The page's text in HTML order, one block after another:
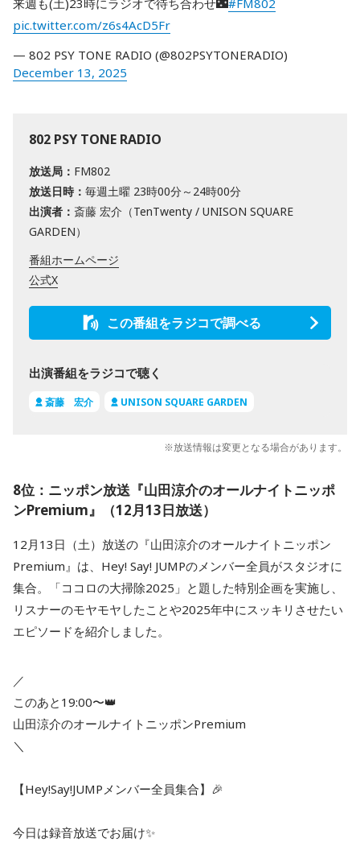
来週も(土)23時にラジオで待ち合わせ🌃#FM802
pic.twitter.com/z6s4AcD5Fr
— 802 PSY TONE RADIO (@802PSYTONERADIO)
December 13, 2025
802 PSY TONE RADIO
放送局： FM802
放送日時： 毎週土曜 23時00分～24時00分
出演者： 斎藤 宏介（TenTwenty / UNISON SQUARE
GARDEN）
番組ホームページ
公式X
この番組をラジコで調べる
出演番組をラジコで聴く
斎藤 宏介 UNISON SQUARE GARDEN
※放送情報は変更となる場合があります。
8位：ニッポン放送『山田涼介のオールナイトニッポ
ンPremium』（12月13日放送）
12月13日（土）放送の『山田涼介のオールナイトニッポン
Premium』は、Hey! Say! JUMPのメンバー全員がスタジオに
集合。「ココロの大掃除2025」と題した特別企画を実施し、
リスナーのモヤモヤしたことや2025年中にスッキリさせたい
エピソードを紹介しました。
／
このあと19:00〜👑
山田涼介のオールナイトニッポンPremium
＼
【Hey!Say!JUMPメンバー全員集合】🎉
今日は録音放送でお届け✨